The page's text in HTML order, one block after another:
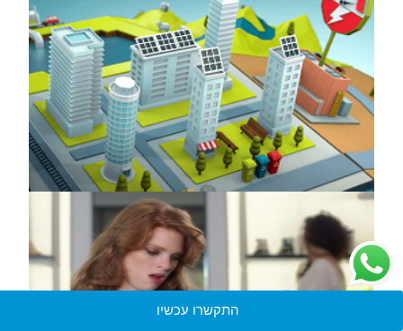
התקשרו עכשיו